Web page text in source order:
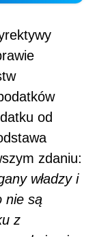
od
zdaniu:
władzy i
nie są
z